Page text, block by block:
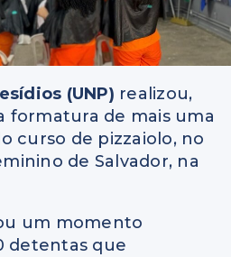
(UNP) realizou,
formatura de mais uma
curso de pizzaiolo, no
de Salvador, na
um momento
detentas que